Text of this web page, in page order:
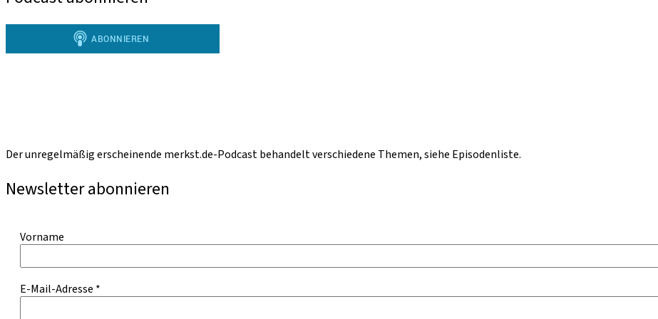
Der unregelmäßig erscheinende merkst.de-Podcast behandelt verschiedene Themen, siehe Episodenliste.
Newsletter abonnieren
Vorname
E-Mail-Adresse *